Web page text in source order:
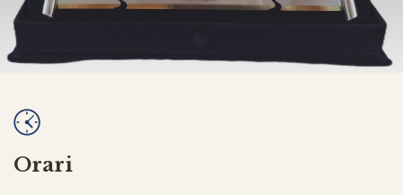
Orari